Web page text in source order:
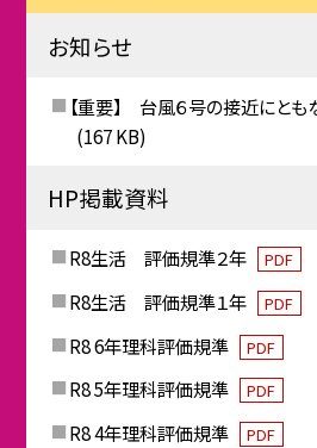
お知らせ
【重要】 台風６号の接近にとも
(167 KB)
HP掲載資料
R8生活 評価規準２年 PDF
R8生活 評価規準１年 PDF
R8 6年理科評価規準 PDF
R8 5年理科評価規準 PDF
R8 4年理科評価規準 PDF